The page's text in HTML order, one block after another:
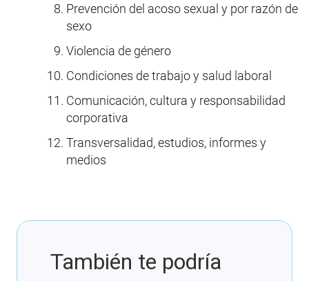
Prevención del acoso sexual y por razón de
sexo
Violencia de género
Condiciones de trabajo y salud laboral
Comunicación, cultura y responsabilidad
corporativa
Transversalidad, estudios, informes y
medios
También te podría